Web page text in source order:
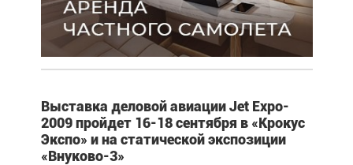
Выставка деловой авиации Jet Expo-
2009 пройдет 16-18 сентября в «Крокус
Экспо» и на статической экспозиции
«Внуково-3»